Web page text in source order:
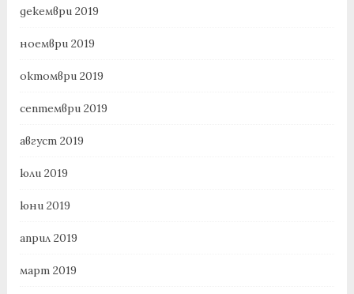
декември 2019
ноември 2019
октомври 2019
септември 2019
август 2019
юли 2019
юни 2019
април 2019
март 2019